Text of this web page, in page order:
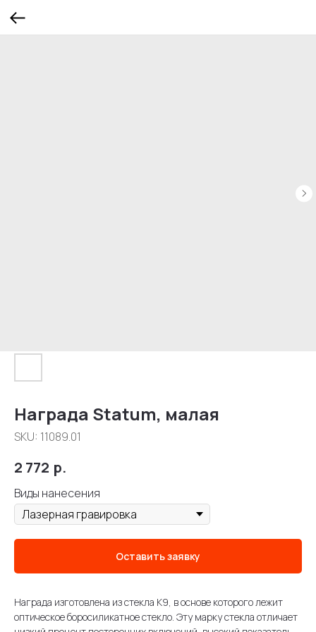
Награда Statum, малая
SKU: 11089.01
2 772 р.
Виды нанесения
Оставить заявку
Награда изготовлена из стекла К9, в основе которого лежит
оптическое боросиликатное стекло. Эту марку стекла отличает